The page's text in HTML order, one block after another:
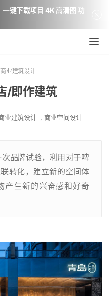
商业建筑设计
/即作建筑
业建筑设计 , 商业空间设计
品牌试验，利用对于啤
转化，建立新的空间体
产生新的兴奋感和好奇
一键下载项目 4K 高清图 功